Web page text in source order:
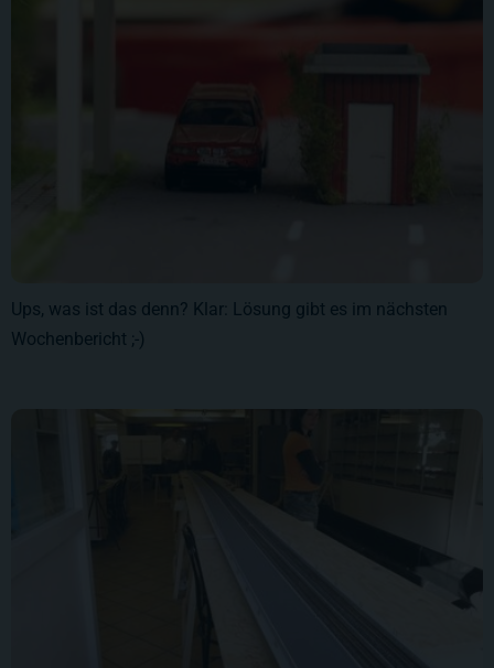
Ups, was ist das denn? Klar: Lösung gibt es im nächsten
Wochenbericht ;-)